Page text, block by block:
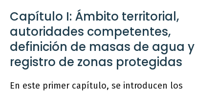
Capítulo I: Ámbito territorial,
autoridades competentes,
definición de masas de agua y
registro de zonas protegidas
En este primer capítulo, se introducen los